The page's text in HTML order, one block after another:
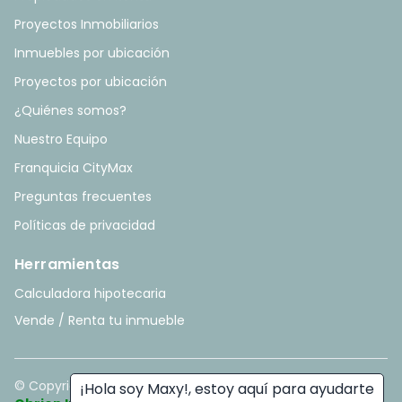
¡Hola soy Maxy!, estoy aquí para ayudarte
Proyectos Inmobiliarios
Inmuebles por ubicación
Proyectos por ubicación
¿Quiénes somos?
Nuestro Equipo
Franquicia CityMax
Preguntas frecuentes
Políticas de privacidad
Herramientas
Calculadora hipotecaria
Vende / Renta tu inmueble
© Copyright2026. All rights reserved. - Hecho con ❤️ por